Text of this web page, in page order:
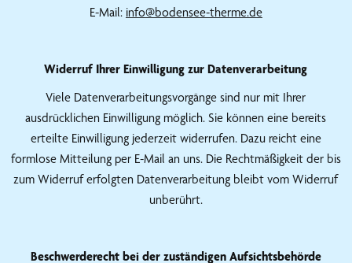
E-Mail: info@bodensee-therme.de
Widerruf Ihrer Einwilligung zur Datenverarbeitung
Viele Datenverarbeitungsvorgänge sind nur mit Ihrer
ausdrücklichen Einwilligung möglich. Sie können eine bereits
erteilte Einwilligung jederzeit widerrufen. Dazu reicht eine
formlose Mitteilung per E-Mail an uns. Die Rechtmäßigkeit der bis
zum Widerruf erfolgten Datenverarbeitung bleibt vom Widerruf
unberührt.
Beschwerderecht bei der zuständigen Aufsichtsbehörde